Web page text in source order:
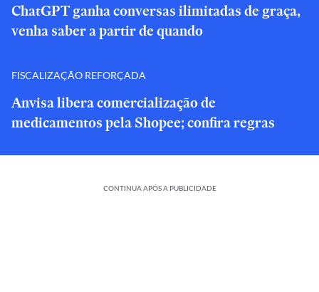
ChatGPT ganha conversas ilimitadas de graça,
venha saber a partir de quando
FISCALIZAÇÃO REFORÇADA
Anvisa libera comercialização de
medicamentos pela Shopee; confira regras
CONTINUA APÓS A PUBLICIDADE